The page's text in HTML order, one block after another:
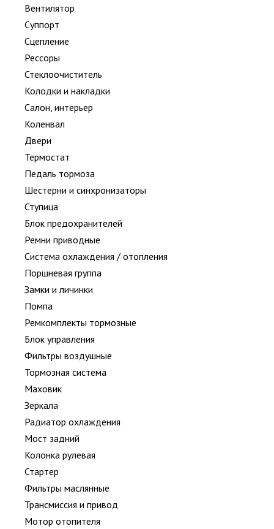
Вентилятор
Суппорт
Сцепление
Рессоры
Стеклоочиститель
Колодки и накладки
Салон, интерьер
Коленвал
Двери
Термостат
Педаль тормоза
Шестерни и синхронизаторы
Ступица
Блок предохранителей
Ремни приводные
Система охлаждения / отопления
Поршневая группа
Замки и личинки
Помпа
Ремкомплекты тормозные
Блок управления
Фильтры воздушные
Тормозная система
Маховик
Зеркала
Радиатор охлаждения
Мост задний
Колонка рулевая
Стартер
Фильтры маслянные
Трансмиссия и привод
Мотор отопителя